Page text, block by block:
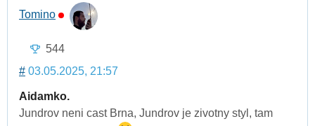
Tomino
544
# 03.05.2025, 21:57
Aidamko.
Jundrov neni cast Brna, Jundrov je zivotny styl, tam